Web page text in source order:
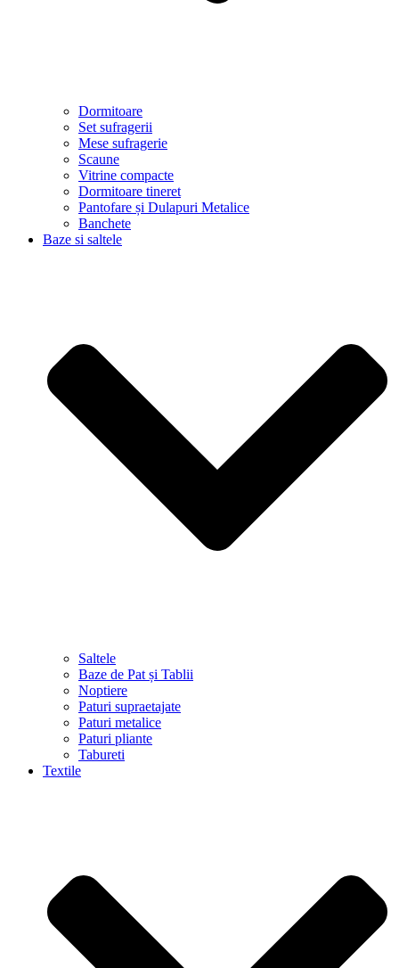
Dormitoare
Set sufragerii
Mese sufragerie
Scaune
Vitrine compacte
Dormitoare tineret
Pantofare și Dulapuri Metalice
Banchete
Baze si saltele
Saltele
Baze de Pat și Tablii
Noptiere
Paturi supraetajate
Paturi metalice
Paturi pliante
Tabureti
Textile